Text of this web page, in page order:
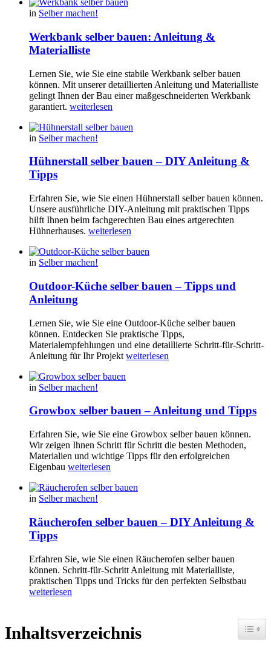
in Selber machen!
Werkbank selber bauen: Anleitung &
Materialliste
Lernen Sie, wie Sie eine stabile Werkbank selber bauen
können. Mit unserer detaillierten Anleitung und Materialliste
gelingt Ihnen der Bau einer maßgeschneiderten Werkbank
garantiert. weiterlesen
in Selber machen!
Hühnerstall selber bauen – DIY Anleitung &
Tipps
Erfahren Sie, wie Sie einen Hühnerstall selber bauen können.
Unsere ausführliche DIY-Anleitung mit praktischen Tipps
hilft Ihnen beim fachgerechten Bau eines artgerechten
Hühnerhauses. weiterlesen
in Selber machen!
Outdoor-Küche selber bauen – Tipps und
Anleitung
Lernen Sie, wie Sie eine Outdoor-Küche selber bauen
können. Entdecken Sie praktische Tipps,
Materialempfehlungen und eine detaillierte Schritt-für-Schritt-
Anleitung für Ihr Projekt weiterlesen
in Selber machen!
Growbox selber bauen – Anleitung und Tipps
Erfahren Sie, wie Sie eine Growbox selber bauen können.
Wir zeigen Ihnen Schritt für Schritt die besten Methoden,
Materialien und wichtige Tipps für den erfolgreichen
Eigenbau weiterlesen
in Selber machen!
Räucherofen selber bauen – DIY Anleitung &
Tipps
Erfahren Sie, wie Sie einen Räucherofen selber bauen
können. Schritt-für-Schritt Anleitung mit Materialliste,
praktischen Tipps und Tricks für den perfekten Selbstbau
weiterlesen
Inhaltsverzeichnis